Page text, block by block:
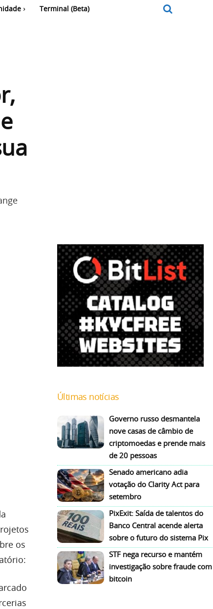
Terminal (Beta)
os
Últimas notícias
Governo russo desmantela
nove casas de câmbio de
criptomoedas e prende mais
de 20 pessoas
Senado americano adia
votação do Clarity Act para
setembro
PixExit: Saída de talentos do
Banco Central acende alerta
sobre o futuro do sistema Pix
STF nega recurso e mantém
investigação sobre fraude com
bitcoin